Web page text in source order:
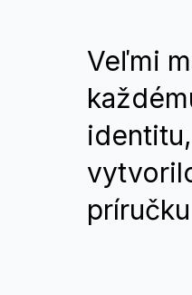
Veľmi
príručku